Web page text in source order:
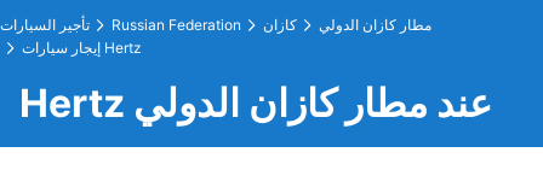
تأجير السيارات Russian Federation كازان
مطار كازان الدولي
إيجار سيارات Hertz
Hertz عند مطار كازان الدولي